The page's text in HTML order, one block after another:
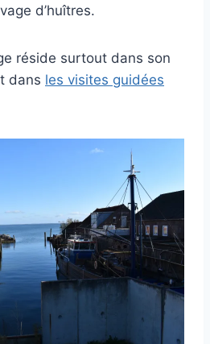
d’huîtres.
réside surtout dans son
dans les visites guidées